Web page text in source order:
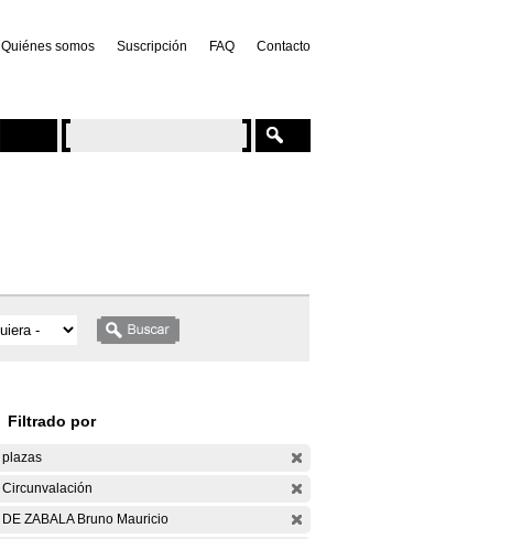
Quiénes somos Suscripción FAQ Contacto
Filtrado por
plazas
Circunvalación
DE ZABALA Bruno Mauricio